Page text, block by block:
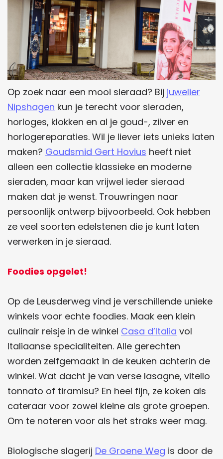
Op zoek naar een mooi sieraad? Bij juwelier
Nipshagen kun je terecht voor sieraden,
horloges, klokken en al je goud-, zilver en
horlogereparaties. Wil je liever iets unieks laten
maken? Goudsmid Gert Hovius heeft niet
alleen een collectie klassieke en moderne
sieraden, maar kan vrijwel ieder sieraad
maken dat je wenst. Trouwringen naar
persoonlijk ontwerp bijvoorbeeld. Ook hebben
ze veel soorten edelstenen die je kunt laten
verwerken in je sieraad.
Foodies opgelet!
Op de Leusderweg vind je verschillende unieke
winkels voor echte foodies. Maak een klein
culinair reisje in de winkel Casa d’Italia vol
Italiaanse specialiteiten. Alle gerechten
worden zelfgemaakt in de keuken achterin de
winkel. Wat dacht je van verse lasagne, vitello
tonnato of tiramisu? En heel fijn, ze koken als
cateraar voor zowel kleine als grote groepen.
Om te noteren voor als het straks weer mag.
Biologische slagerij De Groene Weg is door de